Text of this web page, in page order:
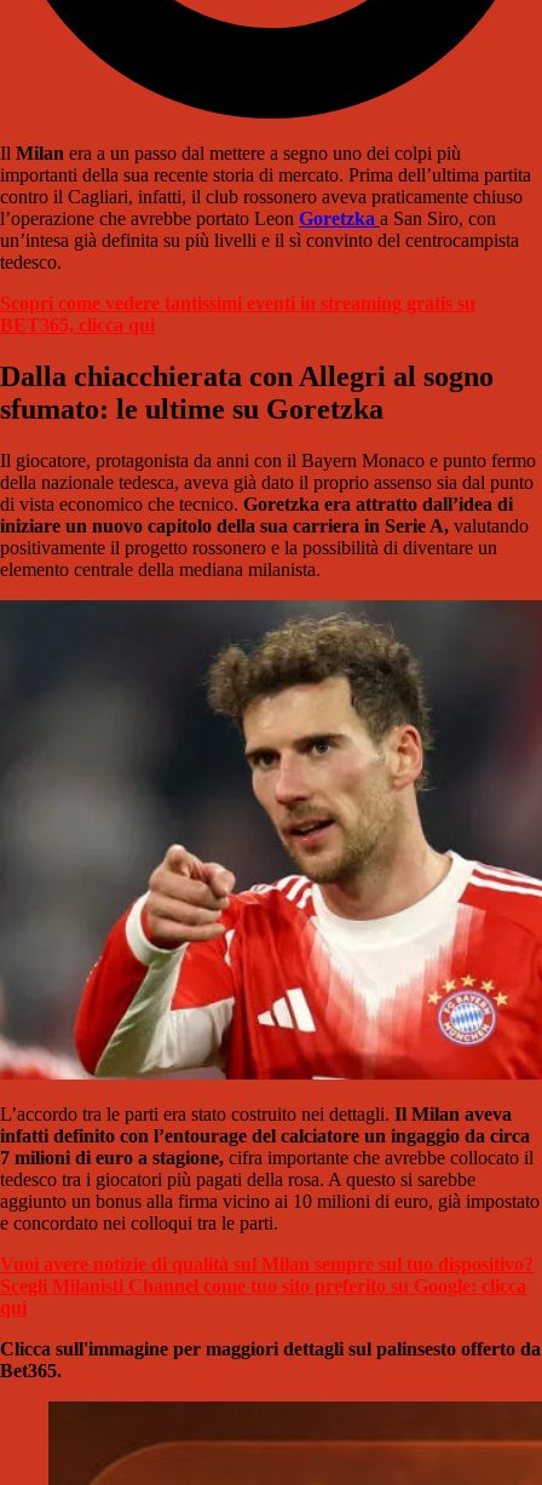
Il Milan era a un passo dal mettere a segno uno dei colpi più
importanti della sua recente storia di mercato. Prima dell’ultima partita
contro il Cagliari, infatti, il club rossonero aveva praticamente chiuso
l’operazione che avrebbe portato Leon Goretzka a San Siro, con
un’intesa già definita su più livelli e il sì convinto del centrocampista
tedesco.
Scopri come vedere tantissimi eventi in streaming gratis su
BET365, clicca qui
Dalla chiacchierata con Allegri al sogno
sfumato: le ultime su Goretzka
Il giocatore, protagonista da anni con il Bayern Monaco e punto fermo
della nazionale tedesca, aveva già dato il proprio assenso sia dal punto
di vista economico che tecnico. Goretzka era attratto dall’idea di
iniziare un nuovo capitolo della sua carriera in Serie A, valutando
positivamente il progetto rossonero e la possibilità di diventare un
elemento centrale della mediana milanista.
L’accordo tra le parti era stato costruito nei dettagli. Il Milan aveva
infatti definito con l’entourage del calciatore un ingaggio da circa
7 milioni di euro a stagione, cifra importante che avrebbe collocato il
tedesco tra i giocatori più pagati della rosa. A questo si sarebbe
aggiunto un bonus alla firma vicino ai 10 milioni di euro, già impostato
e concordato nei colloqui tra le parti.
Vuoi avere notizie di qualità sul Milan sempre sul tuo dispositivo?
Scegli Milanisti Channel come tuo sito preferito su Google: clicca
qui
Clicca sull'immagine per maggiori dettagli sul palinsesto offerto da
Bet365.